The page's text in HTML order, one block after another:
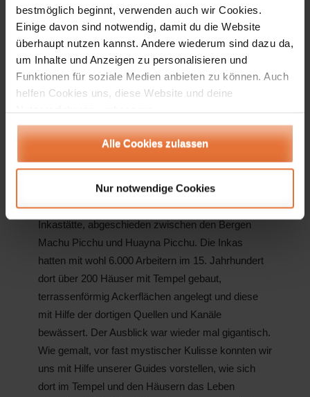
bestmöglich beginnt, verwenden auch wir Cookies.
Einige davon sind notwendig, damit du die Website
überhaupt nutzen kannst. Andere wiederum sind dazu da,
um Inhalte und Anzeigen zu personalisieren und
Funktionen für soziale Medien anbieten zu können. Auch
helfen Cookies uns, diese Website und deine
Alle Cookies zulassen
Nur notwendige Cookies
Musik, mystischen Klängen und Tanz. Oder wir
fuhren mit dem Boot zu den Uros, einem indigenen
Volk, das auf schwimmenden Inseln aus
Schilfrohren und Binsen ihre unvorstellbare
Lebensweise vorführte, ihre Hütten zeigten. Sie
einen Kontrast zu den Stätten der Inkas, die uns
dann in den Bergen Perus überwältigten.
Dort erreichten wir nach längerer Fahrt durch
wunderbare Landschaft und Regenwald mit Bus
und Zug die ehemals ca. 1.000 Einwohner zählende
Inkastätte, abgeschieden zwischen den Bergen
Machu Picchu und Huayna Picchu. Die Inkas
hatten mit wohl 6.000 Arbeitern im 15. Jahrhundert
dort über 200 Häuser mit Tempel gebaut,
terrassenförmig Ackerflächen angelegt und diese
mit Hilfe der dortigen Quellen und Kanäle
bewässert. Der Ausblick war wieder mal gigantisch.
Wie gemalt, vor fast mystischer Kulisse konnten wir
uns mit Hilfe unserer Guides vorstellen, wie sich
dort im Tempel und den Häusern das Leben